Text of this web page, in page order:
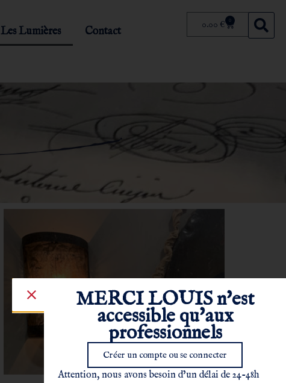
Les Lumières Contact
0.00 € 0
MERCI LOUIS n'est
accessible qu'aux
professionnels
Créer un compte ou se connecter
Attention, nous avons besoin d’un délai de 24-48h